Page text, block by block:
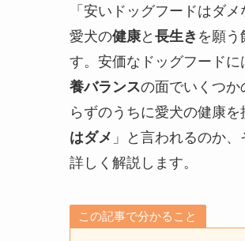
「安いドッグフードはダ
愛犬の健康と 長生き を願う
す。安価なドッグフード
養バランスの面でいくつ
らずのうちに愛犬の健康
はダメ 」と言われるのか
詳しく解説します。
この記事で分かること